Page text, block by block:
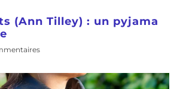
(Ann Tilley) : un pyjama